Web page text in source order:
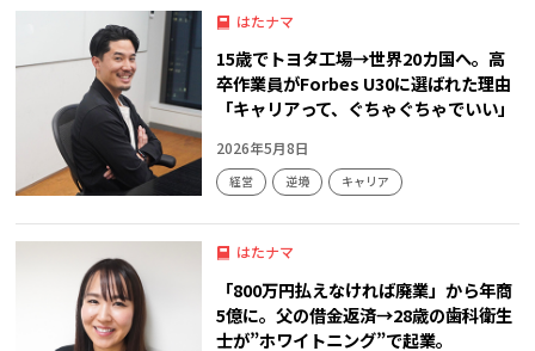
はたナマ
15歳でトヨタ工場→世界20カ国へ。高
卒作業員がForbes U30に選ばれた理由
「キャリアって、ぐちゃぐちゃでいい」
2026年5月8日
経営 逆境 キャリア
はたナマ
「800万円払えなければ廃業」から年商
5億に。父の借金返済→28歳の歯科衛生
士が”ホワイトニング”で起業。